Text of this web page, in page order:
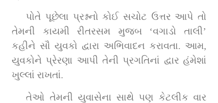
પોતે પૂછેલા પ્રશ્નનો કોઈ સચોટ ઉત્તર આપે તો
તેમની કાયમી રીતરસમ મુજબ ‘વગાડો તાલી’
કહીને સૌ યુવકો દ્વારા અભિવાદન કરાવતા. આમ,
યુવકોને પ્રેરણા આપી તેની પ્રગતિનાં દ્વાર હંમેશાં
ખુલ્લાં રાખતાં.
તેઓ તેમની યુવાસેના સાથે પણ કેટલીક વાર